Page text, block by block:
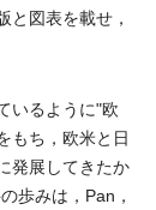
と図表を載せ，
いるように"欧
もち，欧米と日
発展してきたか
歩みは，Pan，